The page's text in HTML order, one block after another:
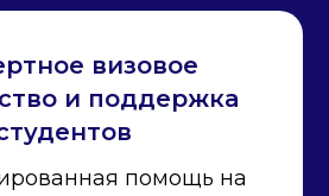
визовое
и поддержка
помощь на